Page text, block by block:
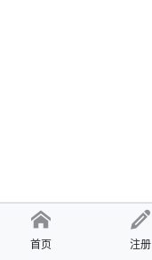
首页 注册